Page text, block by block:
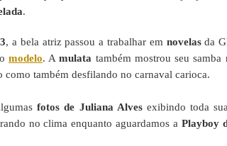
.
, a bela atriz passou a trabalhar em novelasda
modelo. Amulata também mostrou seu samba
como também desfilando no carnaval carioca.
fotos de Juliana Alvesexibindo toda sua
no clima enquanto aguardamos aPlayboy